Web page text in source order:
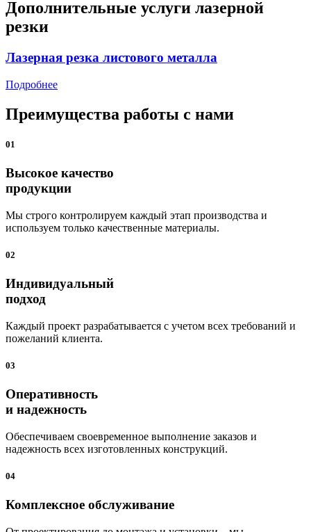
Дополнительные услуги лазерной
резки
Лазерная резка листового металла
Подробнее
Преимущества работы с нами
01
Высокое качество
продукции
Мы строго контролируем каждый этап производства и
используем только качественные материалы.
02
Индивидуальный
подход
Каждый проект разрабатывается с учетом всех требований и
пожеланий клиента.
03
Оперативность
и надежность
Обеспечиваем своевременное выполнение заказов и
надежность всех изготовленных конструкций.
04
Комплексное обслуживание